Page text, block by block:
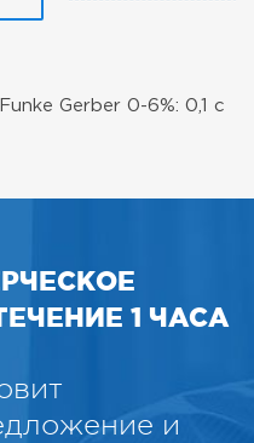
Gerber 0-6%: 0,1 с
1 ЧАСА
и